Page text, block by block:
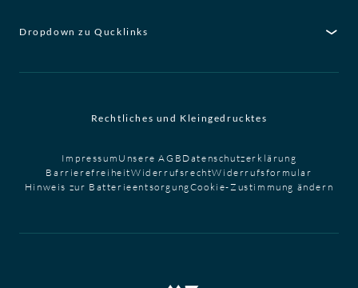
Dropdown zu Qucklinks
Rechtliches und Kleingedrucktes
Impressum Unsere AGB Datenschutzerklärung
BarrierefreiheitWiderrufsrechtWiderrufsformular
Hinweis zur BatterieentsorgungCookie-Zustimmung ändern